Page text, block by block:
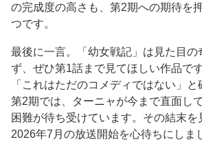
の完成度の高さも、第2期への期待を
つです。
最後に一言。「幼女戦記」は見た目の
ず、ぜひ第1話まで見てほしい作品で
「これはただのコメディではない」と
第2期では、ターニャが今まで直面し
困難が待ち受けています。その結末を
2026年7月の放送開始を心待ちにしま